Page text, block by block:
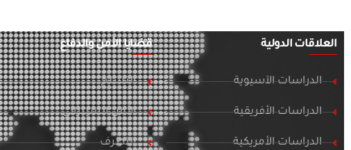
العلاقات الدولية
الدراسات الآسيوية
الدراسات الأفريقية
الدراسات الأمريكية
قضايا الأمن والدفاع
التسلح
الأمن السيبراني
التطرف